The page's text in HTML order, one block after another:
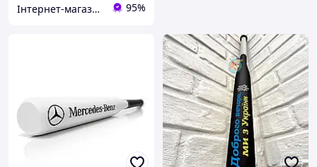
Інтернет-магазин "Кутський сувенір" 95%